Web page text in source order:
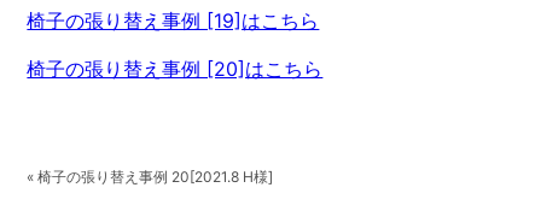
椅子の張り替え事例 [19]はこちら
椅子の張り替え事例 [20]はこちら
« 椅子の張り替え事例 20[2021.8 H様]